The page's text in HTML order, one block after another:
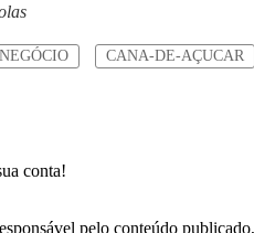
CANA-DE-AÇUCAR
conta!
pelo conteúdo